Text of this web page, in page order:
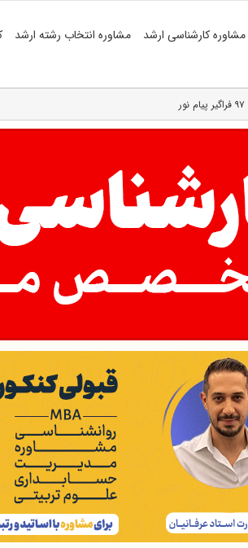
مشاوره کارشناسی ارشد مشاوره انتخاب رشته ارشد